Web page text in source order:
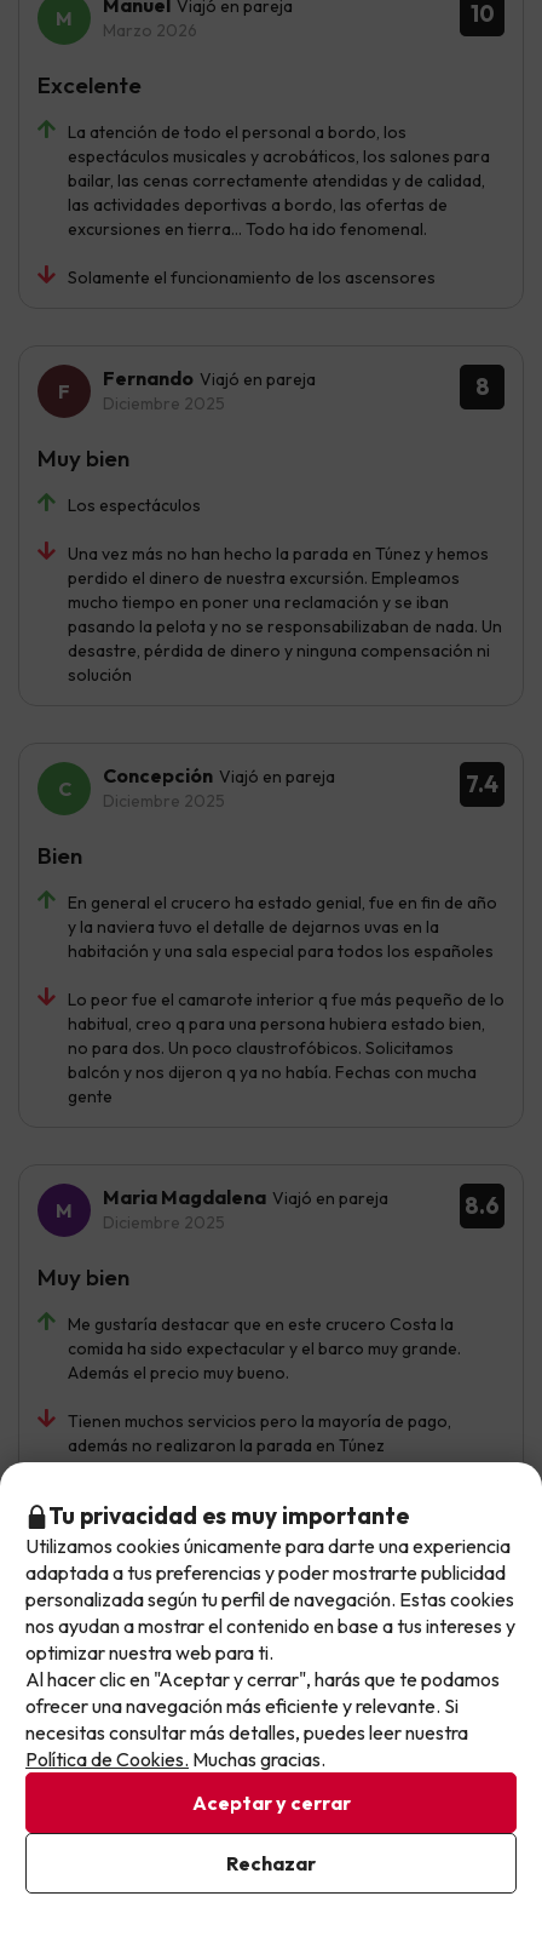
10
Viajó en pareja
Marzo 2026
La atención de todo el personal a bordo, los
espectáculos musicales y acrobáticos, los salones para
bailar, las cenas correctamente atendidas y de calidad,
las actividades deportivas a bordo, las ofertas de
excursiones en tierra... Todo ha ido fenomenal.
Solamente el funcionamiento de los ascensores
Excelente
8
Fernando Viajó en pareja
Diciembre 2025
Los espectáculos
Una vez más no han hecho la parada en Túnez y hemos
perdido el dinero de nuestra excursión. Empleamos
mucho tiempo en poner una reclamación y se iban
pasando la pelota y no se responsabilizaban de nada. Un
desastre, pérdida de dinero y ninguna compensación ni
solución
Muy bien
7.4
Concepción Viajó en pareja
Diciembre 2025
En general el crucero ha estado genial, fue en fin de año
y la naviera tuvo el detalle de dejarnos uvas en la
habitación y una sala especial para todos los españoles
Lo peor fue el camarote interior q fue más pequeño de lo
habitual, creo q para una persona hubiera estado bien,
no para dos. Un poco claustrofóbicos. Solicitamos
balcón y nos dijeron q ya no había. Fechas con mucha
gente
Bien
8.6
Maria Magdalena Viajó en pareja
Diciembre 2025
Me gustaría destacar que en este crucero Costa la
comida ha sido expectacular y el barco muy grande.
Además el precio muy bueno.
Tienen muchos servicios pero la mayoría de pago,
además no realizaron la parada en Túnez
supuestamente por mal tiempo y hablando con otros
atención al cliente a veces no ha sido la que esperaba,
caras de cansancio o pocas ganas de atender,
necesitarían tener más personal para la cantidad de
gente que viaja en el crucero.
Muy bien
Juan Pablo Viajó en pareja
Diciembre 2025
Las cenas y la fiesta de fin de año
La indicación del puerto de salida fue proporcionada
erróneamente y pedimos tiempo buscando llegar al
Excelente
No llegas tarde: llegas al siguiente.
Este chollo ya ha caducado, pero cada día lanzamos
nuevas oportunidades para viajar mejor y pagar
menos.
Apúntate y que el próximo no se te escape.
Pon tu mejor e-mail
Ya estoy suscrito
Al suscribirte, confirmas haber leído y estar de acuerdo con la
Tu privacidad es muy importante
Utilizamos cookies únicamente para darte una experiencia
adaptada a tus preferencias y poder mostrarte publicidad
personalizada según tu perfil de navegación. Estas cookies
nos ayudan a mostrar el contenido en base a tus intereses y
optimizar nuestra web para ti.
Al hacer clic en "Aceptar y cerrar", harás que te podamos
ofrecer una navegación más eficiente y relevante. Si
necesitas consultar más detalles, puedes leer nuestra
Política de Cookies. Muchas gracias.
Aceptar y cerrar
Rechazar